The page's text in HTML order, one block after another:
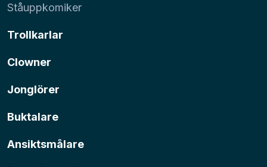
Ståuppkomiker
Trollkarlar
Clowner
Jonglörer
Buktalare
Ansiktsmålare